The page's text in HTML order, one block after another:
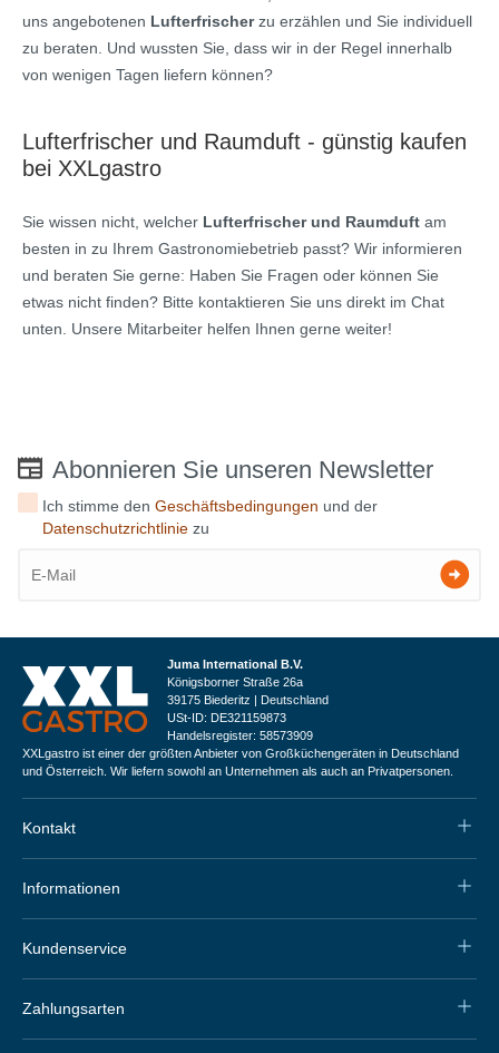
uns angebotenen Lufterfrischerzu erzählen und Sie individuell
zu beraten. Und wussten Sie, dass wir in der Regel innerhalb
von wenigen Tagen liefern können?
Lufterfrischer und Raumduft - günstig kaufen
bei XXLgastro
Sie wissen nicht, welcher Lufterfrischer und Raumduft am
besten in zu Ihrem Gastronomiebetrieb passt? Wir informieren
und beraten Sie gerne: Haben Sie Fragen oder können Sie
etwas nicht finden? Bitte kontaktieren Sie uns direkt im Chat
unten. Unsere Mitarbeiter helfen Ihnen gerne weiter!
Abonnieren Sie unseren Newsletter
Ich stimme denGeschäftsbedingungen und der
Datenschutzrichtlinie zu
Juma International B.V.
Königsborner Straße 26a
39175 Biederitz | Deutschland
USt-ID: DE321159873
Handelsregister: 58573909
XXLgastro ist einer der größten Anbieter von Großküchengeräten in Deutschland
und Österreich. Wir liefern sowohl an Unternehmen als auch an Privatpersonen.
Kontakt
Informationen
Kundenservice
Zahlungsarten